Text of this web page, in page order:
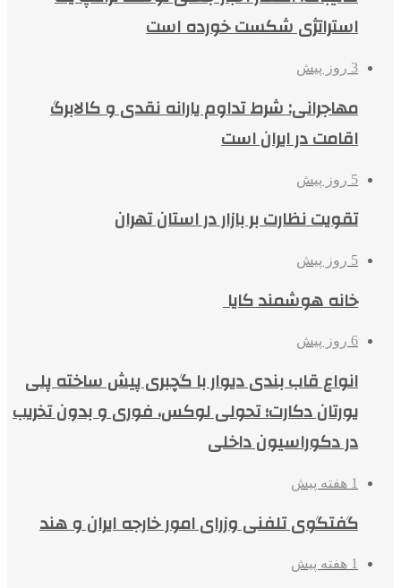
استراتژی شکست خورده است
3 روز پیش
مهاجرانی: شرط تداوم یارانه نقدی و کالابرگ
اقامت در ایران است
5 روز پیش
تقویت نظارت بر بازار در استان تهران
5 روز پیش
خانه هوشمند کایا
6 روز پیش
انواع قاب بندی دیوار با گچبری پیش ساخته پلی
یورتان دکارت؛ تحولی لوکس، فوری و بدون تخریب
در دکوراسیون داخلی
1 هفته پیش
گفتگوی تلفنی وزرای امور خارجه ایران و هند
1 هفته پیش